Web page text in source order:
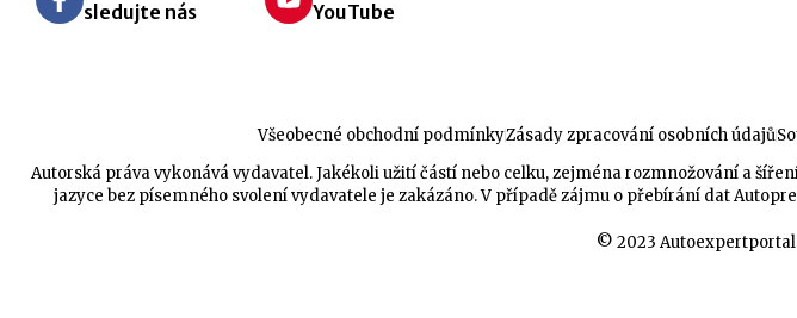
sledujte nás
YouTube
Všeobecné obchodní podmínkyZásady zpracování osobních údajů
Autorská práva vykonává vydavatel. Jakékoli užití částí nebo celku, zejména rozmnožování a
jazyce bez písemného svolení vydavatele je zakázáno. V případě zájmu o přebírání dat
© 2023